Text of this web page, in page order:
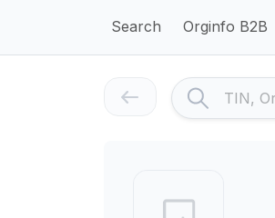
Search Orginfo B2B